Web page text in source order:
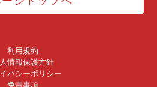
利用規約
情報保護方針
バシーポリシー
免責事項